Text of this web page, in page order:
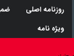
روزنامه اصلی
ویژه نامه